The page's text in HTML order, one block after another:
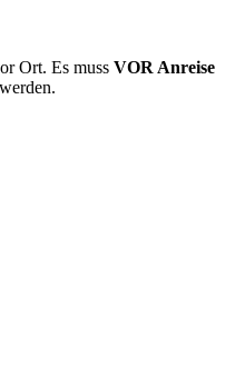
Ort. Es muss VOR Anreise